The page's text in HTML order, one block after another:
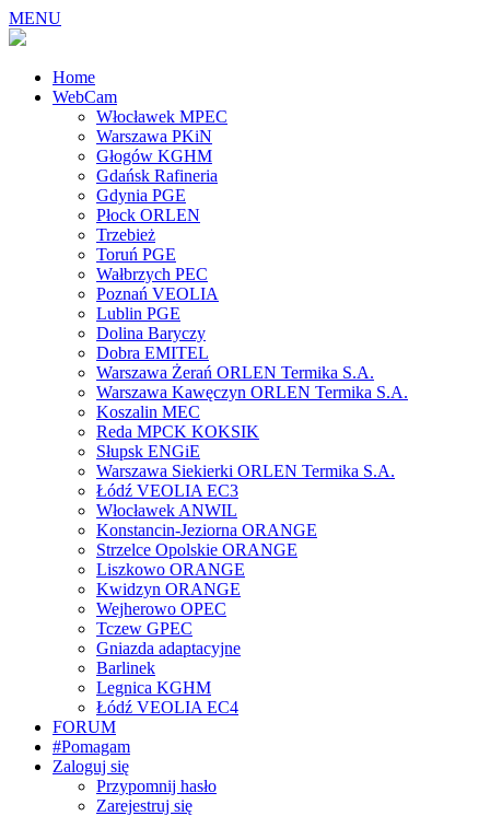
MENU
Home
WebCam
Włocławek MPEC
Warszawa PKiN
Głogów KGHM
Gdańsk Rafineria
Gdynia PGE
Płock ORLEN
Trzebież
Toruń PGE
Wałbrzych PEC
Poznań VEOLIA
Lublin PGE
Dolina Baryczy
Dobra EMITEL
Warszawa Żerań ORLEN Termika S.A.
Warszawa Kawęczyn ORLEN Termika S.A.
Koszalin MEC
Reda MPCK KOKSIK
Słupsk ENGiE
Warszawa Siekierki ORLEN Termika S.A.
Łódź VEOLIA EC3
Włocławek ANWIL
Konstancin-Jeziorna ORANGE
Strzelce Opolskie ORANGE
Liszkowo ORANGE
Kwidzyn ORANGE
Wejherowo OPEC
Tczew GPEC
Gniazda adaptacyjne
Barlinek
Legnica KGHM
Łódź VEOLIA EC4
FORUM
#Pomagam
Zaloguj się
Przypomnij hasło
Zarejestruj się